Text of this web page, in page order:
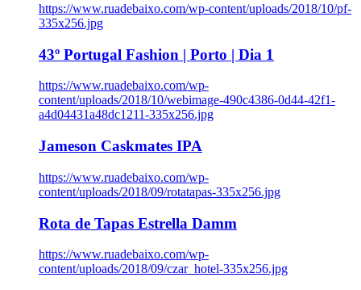
https://www.ruadebaixo.com/wp-content/uploads/2018/10/pf-
335x256.jpg
43º Portugal Fashion | Porto | Dia 1
https://www.ruadebaixo.com/wp-
content/uploads/2018/10/webimage-490c4386-0d44-42f1-
a4d04431a48dc1211-335x256.jpg
Jameson Caskmates IPA
https://www.ruadebaixo.com/wp-
content/uploads/2018/09/rotatapas-335x256.jpg
Rota de Tapas Estrella Damm
https://www.ruadebaixo.com/wp-
content/uploads/2018/09/czar_hotel-335x256.jpg